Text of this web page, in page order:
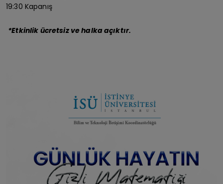
19:30 Kapanış
*Etkinlik ücretsiz ve halka açıktır.